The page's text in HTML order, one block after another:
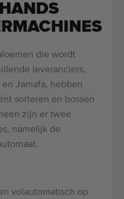
die wordt
leveranciers,
Jamafa, hebben
sorteren en bossen
zijn er twee
namelijk de
volautomatisch op